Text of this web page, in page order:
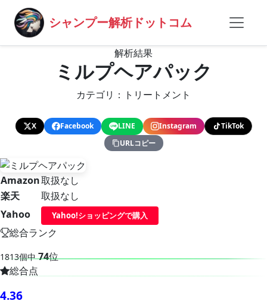
シャンプー解析ドットコム
解析結果
ミルプヘアパック
カテゴリ：トリートメント
X Facebook LINE Instagram
TikTok
URLコピー
Amazon取扱なし
楽天
取扱なし
Yahoo
Yahoo!ショッピングで購入
総合ランク
1813個中 74位
総合点
4.36